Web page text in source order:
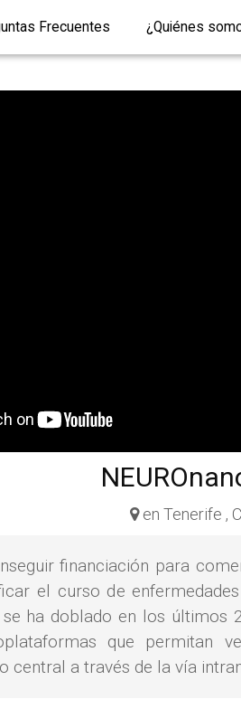
Frecuentes ¿Quiénes
en Tenerife ,
financiación para
el curso de
se ha doblado en los últimos
que permitan
central a través de la vía